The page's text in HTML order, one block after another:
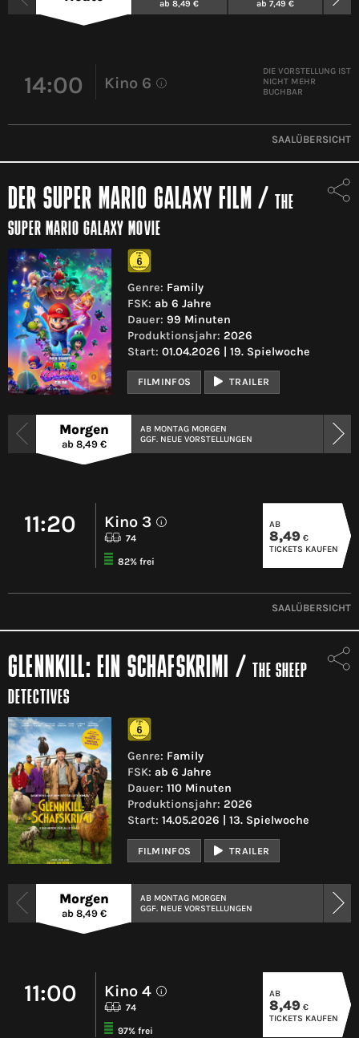
ab 8,49 € ab 7,49 €
14:00 Kino 6 i
DIE VORSTELLUNG IST
NICHT MEHR
BUCHBAR
SAALÜBERSICHT
DER SUPER MARIO GALAXY FILM / THE
SUPER MARIO GALAXY MOVIE
Genre: Family
FSK: ab 6 Jahre
Dauer: 99 Minuten
Produktionsjahr: 2026
Start: 01.04.2026 | 19. Spielwoche
FILMINFOS TRAILER
Morgen
ab 8,49 €
AB MONTAG MORGEN
GGF. NEUE VORSTELLUNGEN
11:20 Kino 3 i
74
82% frei
AB
8,49 €
TICKETS KAUFEN
SAALÜBERSICHT
GLENNKILL: EIN SCHAFSKRIMI /THE SHEEP
DETECTIVES
Genre: Family
FSK: ab 6 Jahre
Dauer: 110 Minuten
Produktionsjahr: 2026
Start: 14.05.2026 | 13. Spielwoche
FILMINFOS TRAILER
Morgen
ab 8,49 €
AB MONTAG MORGEN
GGF. NEUE VORSTELLUNGEN
11:00 Kino 4 i
74
97% frei
AB
8,49 €
TICKETS KAUFEN